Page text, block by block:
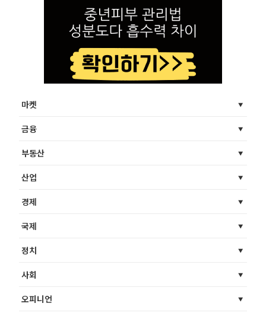
마켓
금융
부동산
산업
경제
국제
정치
사회
오피니언